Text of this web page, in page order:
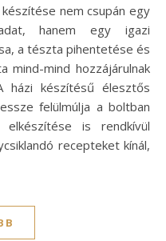
nem csupán egy
hanem egy igazi
a tészta pihentetése és
mind-mind hozzájárulnak
házi készítésű élesztős
felülmúlja a boltban
is rendkívül
recepteket kínál,